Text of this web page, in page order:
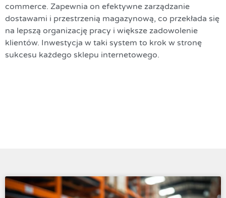
commerce. Zapewnia on efektywne zarządzanie
dostawami i przestrzenią magazynową, co przekłada się
na lepszą organizację pracy i większe zadowolenie
klientów. Inwestycja w taki system to krok w stronę
sukcesu każdego sklepu internetowego.